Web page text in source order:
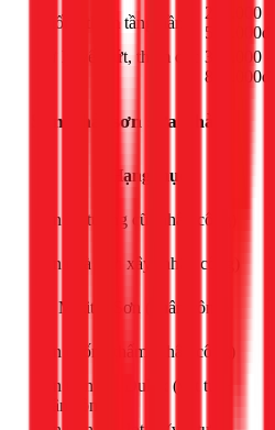
Chống thấm tầng hầm
250.000 -
500.000đ
Xử lý vết nứt, thấm cục
300.000 -
800.000đ
Sơn nhà, sơn sửa nhà
Hạng mục
Sơn lại tường cũ (nhân công)
Sơn nhà mới xây (nhân công)
Bả Matit + Sơn (nhân công)
Sơn chống thấm (nhân công)
Sơn trọn gói Dulux (vật tư +
nhân công)